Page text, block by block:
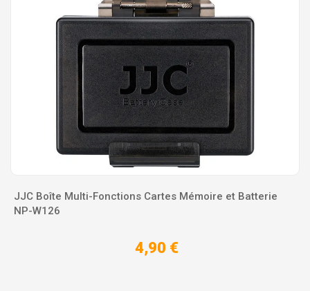
JJC Boîte Multi-Fonctions Cartes Mémoire et Batterie
NP-W126
4,90 €